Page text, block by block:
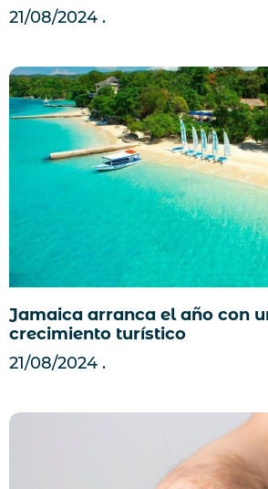
21/08/2024
Jamaica arranca el año con
crecimiento turístico
21/08/2024